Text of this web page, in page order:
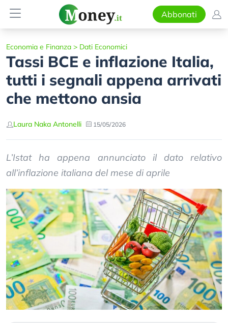
Abbonati
Economia e Finanza > Dati Economici
Tassi BCE e inflazione Italia,
tutti i segnali appena arrivati
che mettono ansia
Laura Naka Antonelli 15/05/2026
L’Istat ha appena annunciato il dato relativo
all’inflazione italiana del mese di aprile